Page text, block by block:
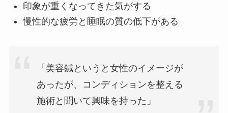
印象が重くなってきた気がする
慢性的な疲労と睡眠の質の低下がある
「美容鍼というと女性のイメージが
あったが、コンディションを整える
施術と聞いて興味を持った」